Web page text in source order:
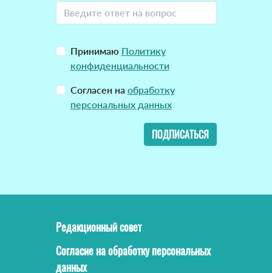
Принимаю Политику
конфиденциальности
Согласен на обработку
персональных данных
ПОДПИСАТЬСЯ
Редакционный совет
Согласие на обработку персональных
данных